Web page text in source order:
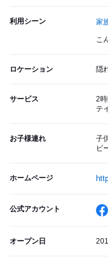
利用シーン 家
こ
ロケーション 隠
サービス
2
テ
お子様連れ
子
ビ
ホームページ
公式アカウント
オープン日